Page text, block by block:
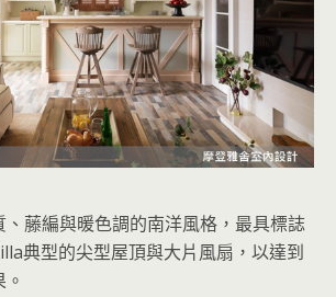
、藤編與暖色調的南洋風格，最具標誌
典型的尖型屋頂與大片風扇，以達到